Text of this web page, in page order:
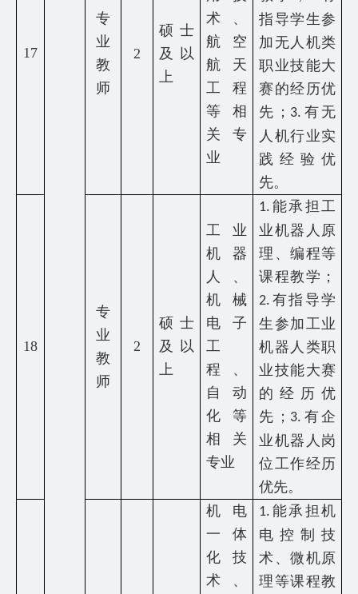
17
专
业
教
师
2
硕士
及以
上
术、
航空
航天
工程
等相
关专
业
指导学生参
加无人机类
职业技能大
赛的经历优
先； 3. 有无
人机行业实
践经验优
先。
18
专
业
教
师
2
硕士
及以
上
工业
机器
人、
机械
电子
工
程、
自动
化等
相关
专业
1. 能承担工
业机器人原
理、编程等
课程教学；
2. 有指导学
生参加工业
机器人类职
业技能大赛
的经历优
先； 3. 有企
业机器人岗
位工作经历
优先。
机电
一体
化技
术、
1. 能承担机
电控制技
术、微机原
理等课程教